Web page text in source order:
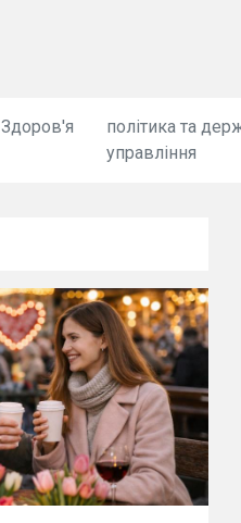
Здоров'я
політика та
управління